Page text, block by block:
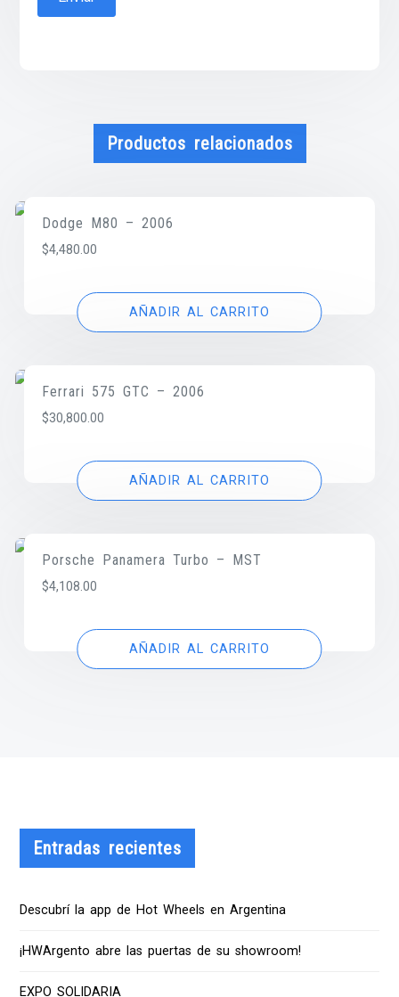
Productos relacionados
Dodge M80 – 2006
$4,480.00
AÑADIR AL CARRITO
Ferrari 575 GTC – 2006
$30,800.00
AÑADIR AL CARRITO
Porsche Panamera Turbo – MST
$4,108.00
AÑADIR AL CARRITO
Entradas recientes
Descubrí la app de Hot Wheels en Argentina
¡HWArgento abre las puertas de su showroom!
EXPO SOLIDARIA